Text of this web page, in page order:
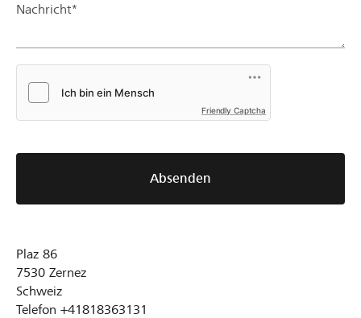
Nachricht*
Friendly Captcha
Absenden
Plaz 86
7530 Zernez
Schweiz
Telefon +41818363131